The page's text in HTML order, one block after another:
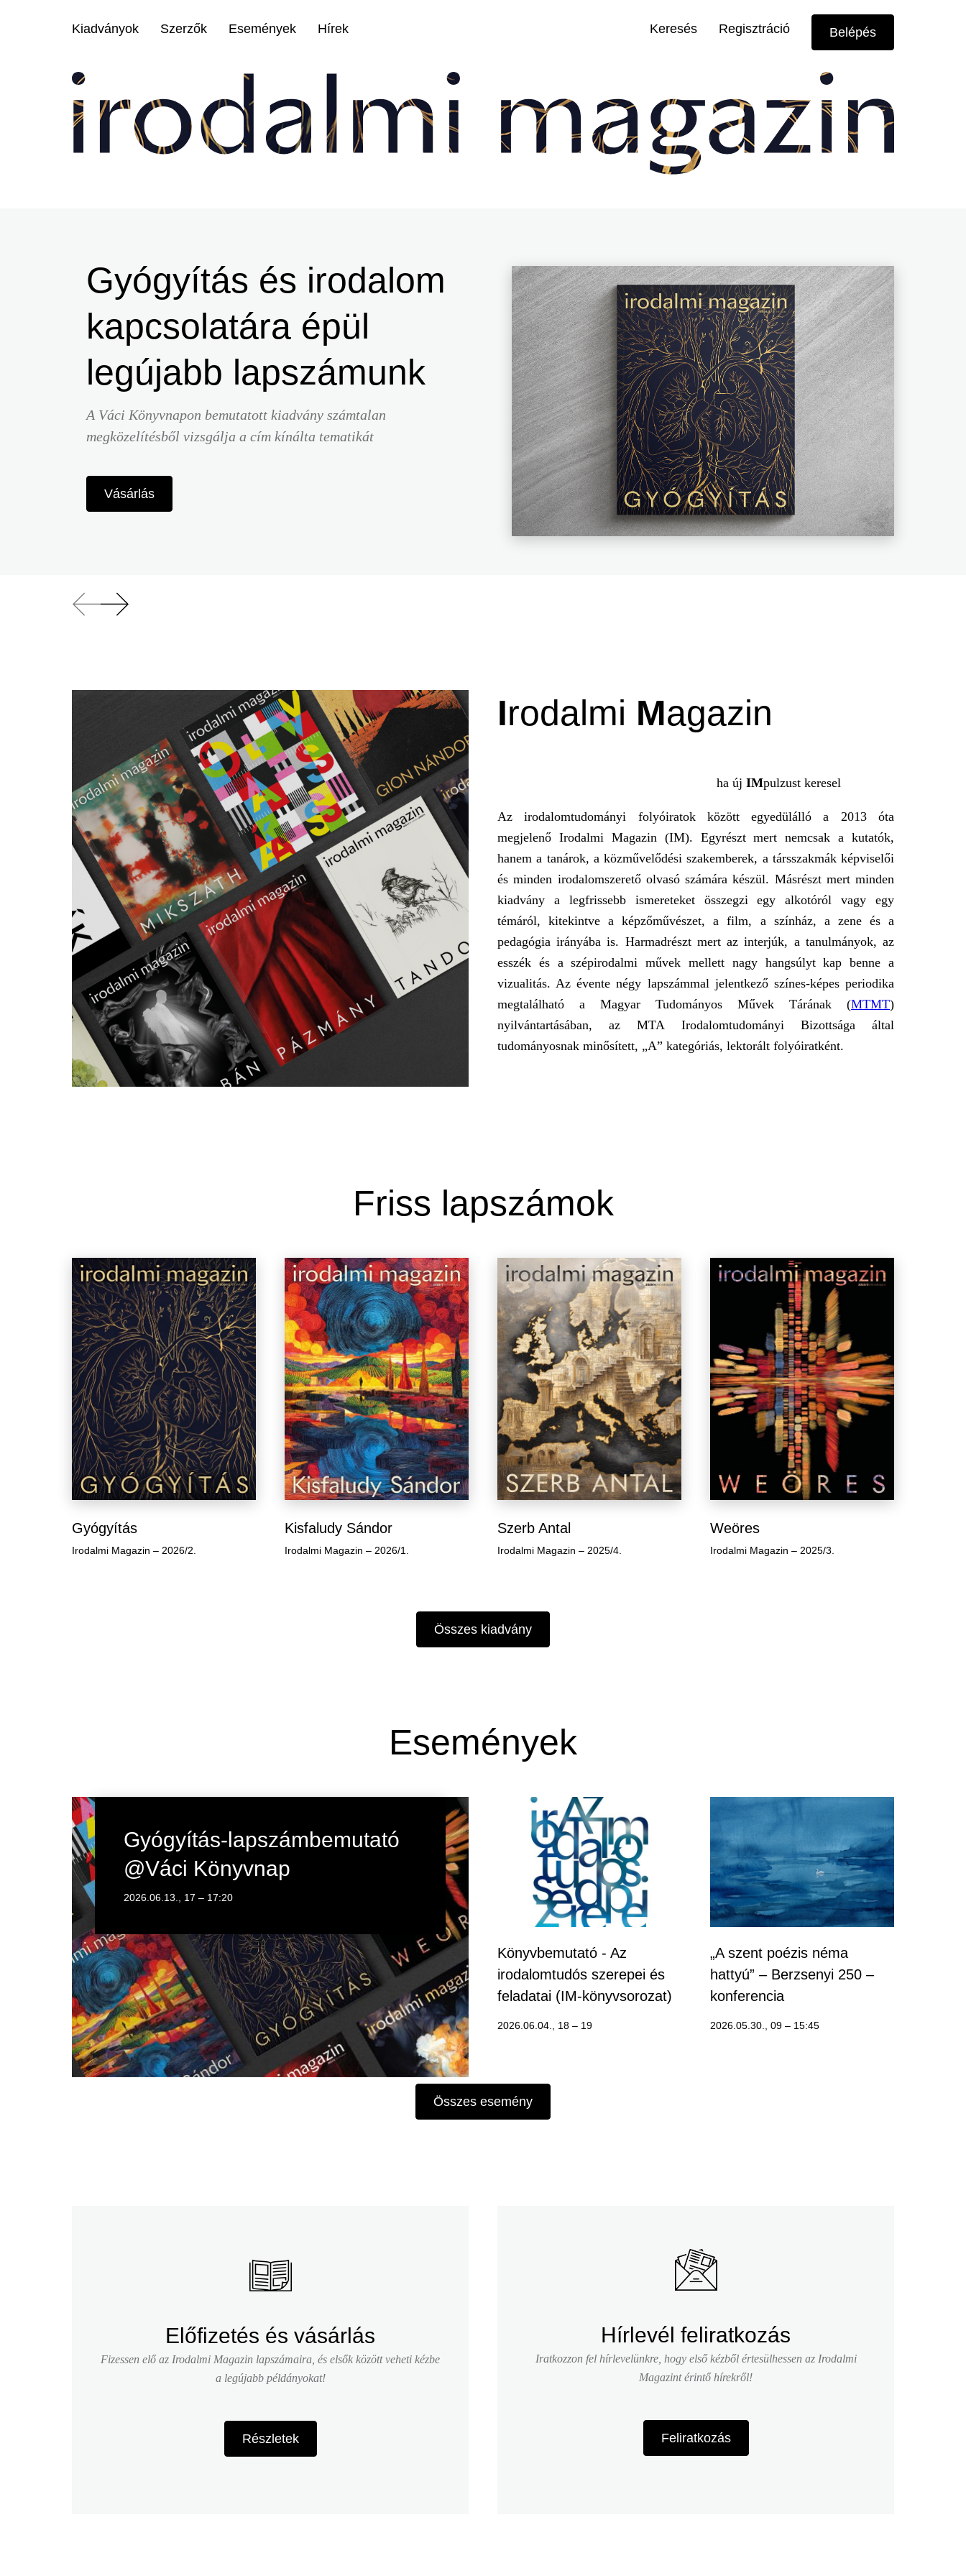
Menü
Irodalmi
Magazin
Kiadványok Szerzők Események Hírek Keresés
Felhasználói
Regisztráció Belépés
Gyógyítás és irodalom
kapcsolatára épül
legújabb lapszámunk
A Váci Könyvnapon bemutatott kiadvány számtalan
megközelítésből vizsgálja a cím kínálta tematikát
Vásárlás
Irodalmi Magazin
ha új IMpulzust keresel
Az irodalomtudományi folyóiratok között egyedülálló a 2013 óta
megjelenő Irodalmi Magazin (IM). Egyrészt mert nemcsak a kutatók,
hanem a tanárok, a közművelődési szakemberek, a társszakmák képviselői
és minden irodalomszerető olvasó számára készül. Másrészt mert minden
kiadvány a legfrissebb ismereteket összegzi egy alkotóról vagy egy
témáról, kitekintve a képzőművészet, a film, a színház, a zene és a
pedagógia irányába is. Harmadrészt mert az interjúk, a tanulmányok, az
esszék és a szépirodalmi művek mellett nagy hangsúlyt kap benne a
vizualitás. Az évente négy lapszámmal jelentkező színes-képes periodika
megtalálható a Magyar Tudományos Művek Tárának (MTMT)
nyilvántartásában, az MTA Irodalomtudományi Bizottsága által
tudományosnak minősített, „A” kategóriás, lektorált folyóiratként.
Friss lapszámok
Gyógyítás
Irodalmi Magazin – 2026/2.
Kisfaludy Sándor
Irodalmi Magazin – 2026/1.
Szerb Antal
Irodalmi Magazin – 2025/4.
Weöres
Irodalmi Magazin – 2025/3.
Összes kiadvány
Események
Gyógyítás-lapszámbemutató
@Váci Könyvnap
2026.06.13., 17 – 17:20
Könyvbemutató - Az
irodalomtudós szerepei és
feladatai (IM-könyvsorozat)
2026.06.04., 18 – 19
„A szent poézis néma
hattyú” ‒ Berzsenyi 250 ‒
konferencia
2026.05.30., 09 – 15:45
Összes esemény
Előfizetés és vásárlás
Fizessen elő az Irodalmi Magazin lapszámaira, és elsők között veheti kézbe
a legújabb példányokat!
Részletek
Hírlevél feliratkozás
Iratkozzon fel hírlevelünkre, hogy első kézből értesülhessen az Irodalmi
Magazint érintő hírekről!
Feliratkozás